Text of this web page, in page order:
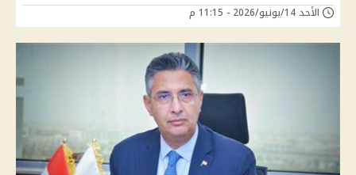
الأحد 14/يونيو/2026 - 11:15 م